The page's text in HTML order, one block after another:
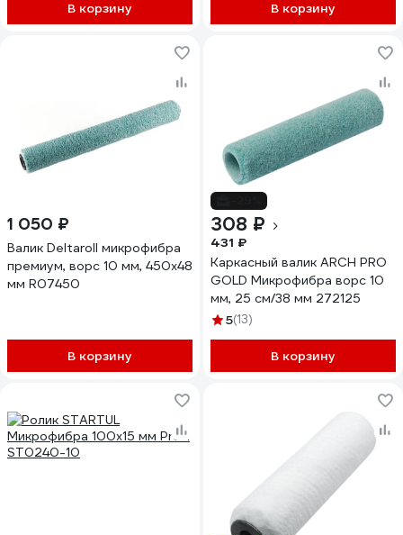
В корзину В корзину
1 050 ₽
Валик Deltaroll микрофибра
премиум, ворс 10 мм, 450x48
мм R07450
В корзину
308 ₽
431 ₽
Каркасный валик ARCH PRO
GOLD Микрофибра ворс 10
мм, 25 см/38 мм 272125
5(13)
В корзину